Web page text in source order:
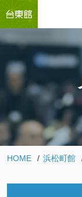
HOME 浜松町館